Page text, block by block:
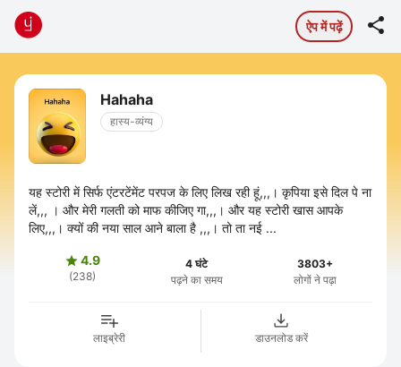
ऐप में पढ़ें 
Hahaha
हास्य-व्यंग्य
यह स्टोरी में सिर्फ एंटरटेंमेंट परपज के लिए लिख रही हूं,,,। कृपिया इसे दिल पे ना
लें,,, । और मेरी गलती को माफ कीजिए गा,,,। और यह स्टोरी खास आपके
लिए,,,। क्यों की नया साल आने बाला है ,,,। तो ता नई ...
4.9
(238)
4 घंटे
पढ़ने का समय
3803+
लोगों ने पढ़ा
लाइब्रेरी डाउनलोड करें